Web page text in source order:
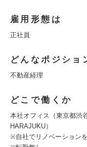
雇用形態は
正社員
どんなポジショ
不動産経理
どこで働くか
本社オフィス（東京都渋
HARAJUKU）
※自社でリノベーション